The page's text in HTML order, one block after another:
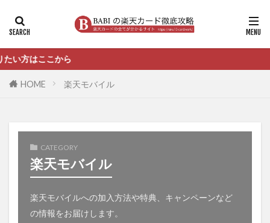
方はここから
HOME 楽天モバイル
CATEGORY
楽天モバイル
楽天モバイルへの加入方法や特典、キャンペーンなど
の情報をお届けします。